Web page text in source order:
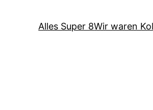
Alles Super 8Wir waren